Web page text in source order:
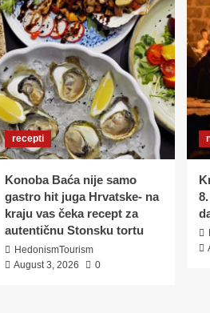
recepti
Konoba Baća nije samo
gastro hit juga Hrvatske- na
kraju vas čeka recept za
autentičnu Stonsku tortu
HedonismTourism
August 3, 2026
0